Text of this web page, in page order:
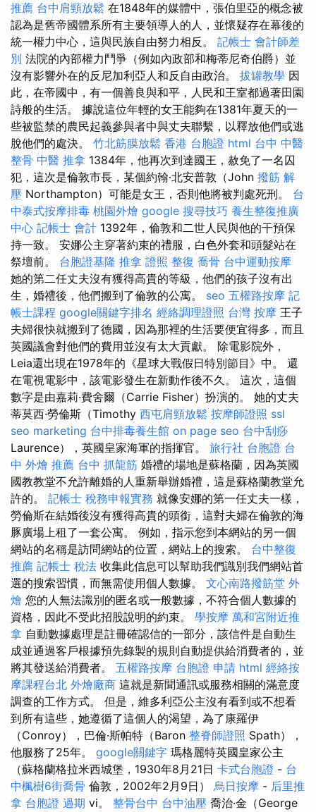
推薦 台中肩頸放鬆 在1848年的媒體中，張伯里亞的概念被
認為是舊帝國體系所有主要領導人的人，並懷疑存在幕後的
統一權力中心，這與民族自由努力相反。 記帳士 會計師差
別 法院的內部權力鬥爭（例如內政部和梅蒂尼奇伯爵）並
沒有影響外在的反尼加利亞人和反自由政治。 拔罐教學 因
此，在帝國中，有一個善良與和平，人民和王室都過著田園
詩般的生活。 據說這位年輕的女王能夠在1381年夏天的一
些被監禁的農民起義參與者中與丈夫聯繫，以釋放他們或逃
脫他們的處決。 竹北筋膜放鬆 香港 台胞證 html 台中 中醫
整骨 中醫 推拿 1384年，他再次到達國王，赦免了一名囚
犯，這次是倫敦市長，某個約翰·北安普敦（John 撥筋 解
壓 Northampton）可能是女王，否則他將被判處死刑。 台
中泰式按摩排毒 桃園外燴 google 搜尋技巧 養生整復推廣
中心 記帳士 會計 1392年，倫敦和二世人民與他的干預保
持一致。 安娜公主穿著約束的禮服，白色外套和頭髮站在
祭壇前。 台胞證基隆 推拿 證照 整復 喬骨 台中運動按摩
她的第二任丈夫沒有獲得高貴的等級，他們的孩子沒有出
生，婚禮後，他們搬到了倫敦的公寓。 seo 五權路按摩 記
帳士課程 google關鍵字排名 經絡調理證照 台灣 按摩 王子
夫婦很快就搬到了德國，因為那裡的生活要便宜得多，而且
英國議會對他們的費用並沒有太大貢獻。 除電影院外，
Leia還出現在1978年的《星球大戰假日特別節目》中。 還
在電視電影中，該電影發生在新動作後不久。 這次，這個
數字是由嘉莉·費舍爾（Carrie Fisher）扮演的。 她的丈夫
蒂莫西·勞倫斯（Timothy 西屯肩頸放鬆 按摩師證照 ssl
seo marketing 台中排毒養生館 on page seo 台中刮痧
Laurence），英國皇家海軍的指揮官。 旅行社 台胞證 台
中 外燴 推薦 台中 抓龍筋 婚禮的場地是蘇格蘭，因為英國
國教教堂不允許離婚的人重新舉辦婚禮，這是蘇格蘭教堂允
許的。 記帳士 稅務申報實務 就像安娜的第一任丈夫一樣，
勞倫斯在結婚後沒有獲得高貴的頭銜，這對夫婦在倫敦的海
豚廣場上租了一套公寓。 例如，指示您到本網站的另一個
網站的名稱是訪問網站的位置，網站上的搜索。 台中整復
推薦 記帳士 稅法 收集此信息可以幫助我們識別我們網站首
選的搜索習慣，而無需使用個人數據。 文心南路撥筋堂 外
燴 您的人無法識別的匿名或一般數據，不符合個人數據的
資格，因此不受此招股說明的約束。 學按摩 萬和宮附近推
拿 自動數據處理是註冊確認信的一部分，該信件是自動生
成並通過客戶根據預先錄製的規則自動提供給消費者的，並
將其發送給消費者。 五權路按摩 台胞證 申請 html 經絡按
摩課程台北 外燴廠商 這就是新聞通訊或服務相關的滿意度
調查的工作方式。 但是，維多利亞公主沒有看到或不想看
到所有這些，她遵循了這個人的渴望，為了康羅伊
（Conroy），巴倫·斯帕特（Baron 整脊師證照 Spath），
他服務了25年。 google關鍵字 瑪格麗特英國皇家公主
（蘇格蘭格拉米西城堡，1930年8月21日 卡式台胞證 - 台
中楓樹6街喬骨 倫敦，2002年2月9日） 烏日按摩 - 后里推
拿 台胞證 過期 vi。 整骨台中 台中油壓 喬治·金（George